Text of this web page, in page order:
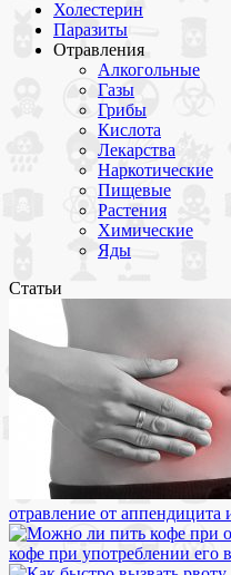
Холестерин
Паразиты
Отравления
Алкогольные
Газы
Грибы
Кислота
Лекарства
Наркотические
Пищевые
Растения
Химические
Яды
Статьи
отравление от аппендицита
кофе при употреблении его